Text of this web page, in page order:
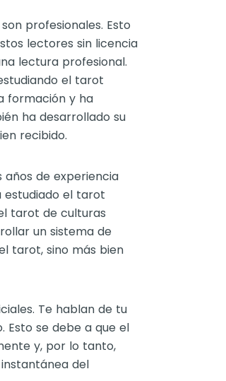
profesionales. Esto
lectores sin licencia
lectura profesional.
el tarot
formación y ha
ha desarrollado su
recibido.
años de experiencia
estudiado el tarot
tarot de culturas
un sistema de
tarot, sino más bien
Te hablan de tu
se debe a que el
y, por lo tanto,
del